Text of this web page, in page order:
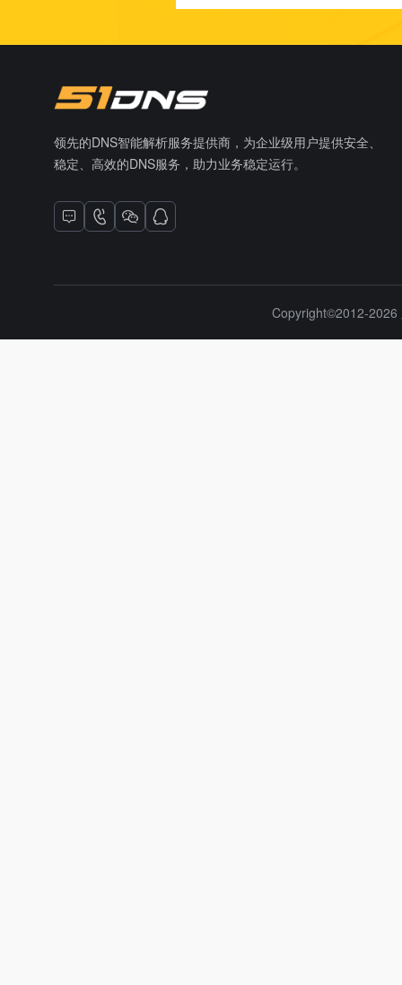
领先的DNS智能解析服务提供商，为企业级用户提供安全、
稳定、高效的DNS服务，助力业务稳定运行。
Copyright©2012-2026